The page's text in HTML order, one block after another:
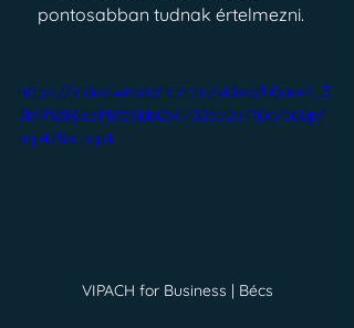
pontosabban tudnak értelmezni.
https://video.wixstatic.com/video/b0aee1_3
7b191d86c5f4655bb6567005505410a/360p/
mp4/file.mp4
VIPACH for Business | Bécs